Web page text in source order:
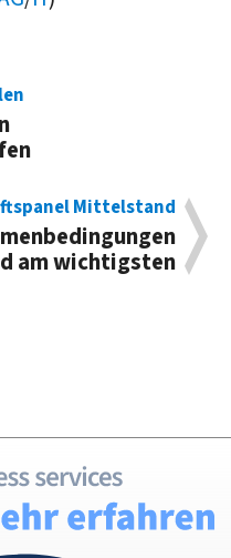
Mittelstand
am wichtigsten